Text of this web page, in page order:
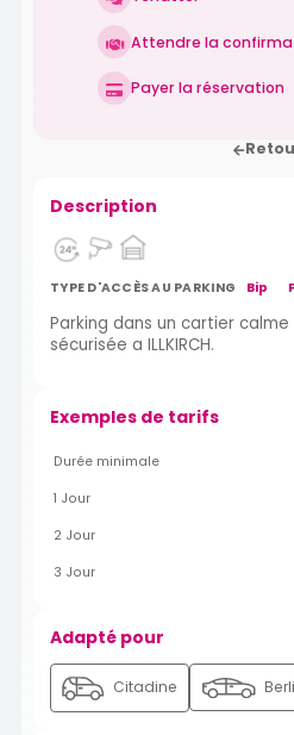
Attendre la
Payer la réservation
Description
TYPE D'ACCÈS AU PARKING Bip
Parking dans un cartier
sécurisée a ILLKIRCH.
Exemples de tarifs
Durée minimale
1 Jour
2 Jour
3 Jour
Adapté pour
Citadine